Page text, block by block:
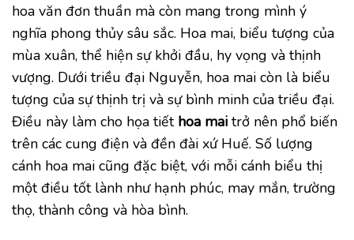
hoa văn đơn thuần mà còn mang trong mình ý
nghĩa phong thủy sâu sắc. Hoa mai, biểu tượng của
mùa xuân, thể hiện sự khởi đầu, hy vọng và thịnh
vượng. Dưới triều đại Nguyễn, hoa mai còn là biểu
tượng của sự thịnh trị và sự bình minh của triều đại.
Điều này làm cho họa tiết hoa mai trở nên phổ biến
trên các cung điện và đền đài xứ Huế. Số lượng
cánh hoa mai cũng đặc biệt, với mỗi cánh biểu thị
một điều tốt lành như hạnh phúc, may mắn, trường
thọ, thành công và hòa bình.